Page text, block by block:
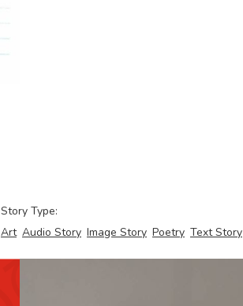
Story Type:
Art Audio Story Image Story Poetry Text Story